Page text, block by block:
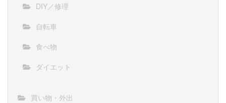
DIY／修理
自転車
食べ物
ダイエット
買い物・外出